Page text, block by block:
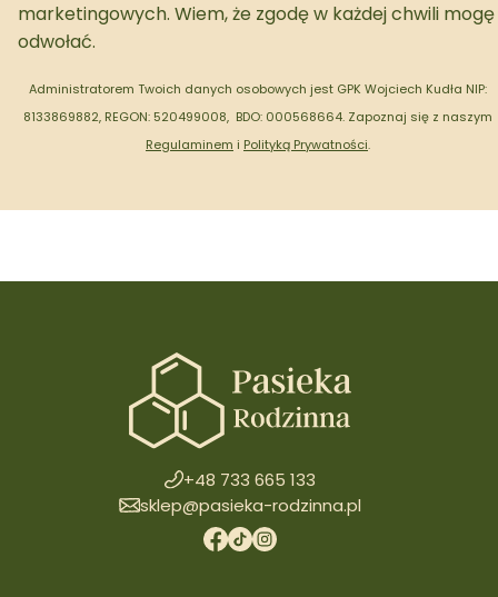
marketingowych. Wiem, że zgodę w każdej chwili mogę
odwołać.
Administratorem Twoich danych osobowych jest GPK Wojciech Kudła NIP:
8133869882, REGON: 520499008, BDO: 000568664. Zapoznaj się z naszym
Regulaminem i Polityką Prywatności.
+48 733 665 133
sklep@pasieka-rodzinna.pl